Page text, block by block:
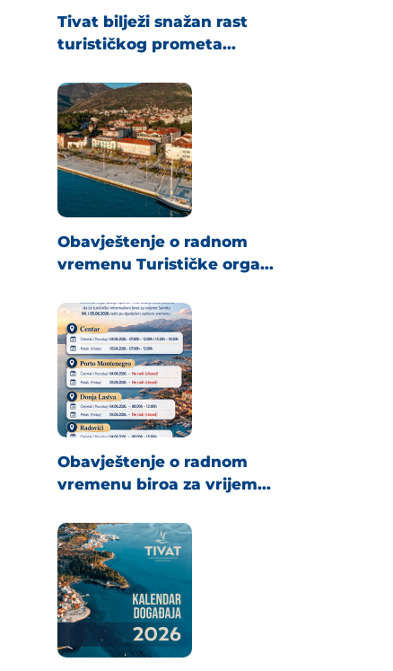
Tivat bilježi snažan rast
turističkog prometa...
Obavještenje o radnom
vremenu Turističke orga...
Obavještenje o radnom
vremenu biroa za vrijem...